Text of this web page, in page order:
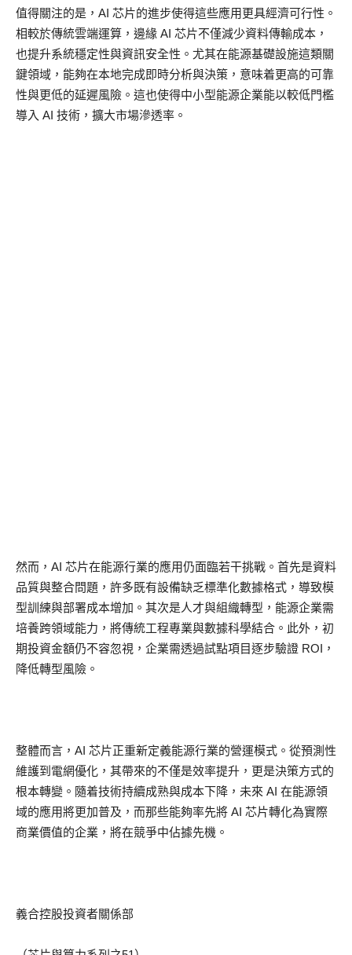
值得關注的是，AI 芯片的進步使得這些應用更具經濟可行性。
相較於傳統雲端運算，邊緣 AI 芯片不僅減少資料傳輸成本，
也提升系統穩定性與資訊安全性。尤其在能源基礎設施這類關
鍵領域，能夠在本地完成即時分析與決策，意味着更高的可靠
性與更低的延遲風險。這也使得中小型能源企業能以較低門檻
導入 AI 技術，擴大市場滲透率。
然而，AI 芯片在能源行業的應用仍面臨若干挑戰。首先是資料
品質與整合問題，許多既有設備缺乏標準化數據格式，導致模
型訓練與部署成本增加。其次是人才與組織轉型，能源企業需
培養跨領域能力，將傳統工程專業與數據科學結合。此外，初
期投資金額仍不容忽視，企業需透過試點項目逐步驗證 ROI，
降低轉型風險。
整體而言，AI 芯片正重新定義能源行業的營運模式。從預測性
維護到電網優化，其帶來的不僅是效率提升，更是決策方式的
根本轉變。隨着技術持續成熟與成本下降，未來 AI 在能源領
域的應用將更加普及，而那些能夠率先將 AI 芯片轉化為實際
商業價值的企業，將在競爭中佔據先機。
義合控股投資者關係部